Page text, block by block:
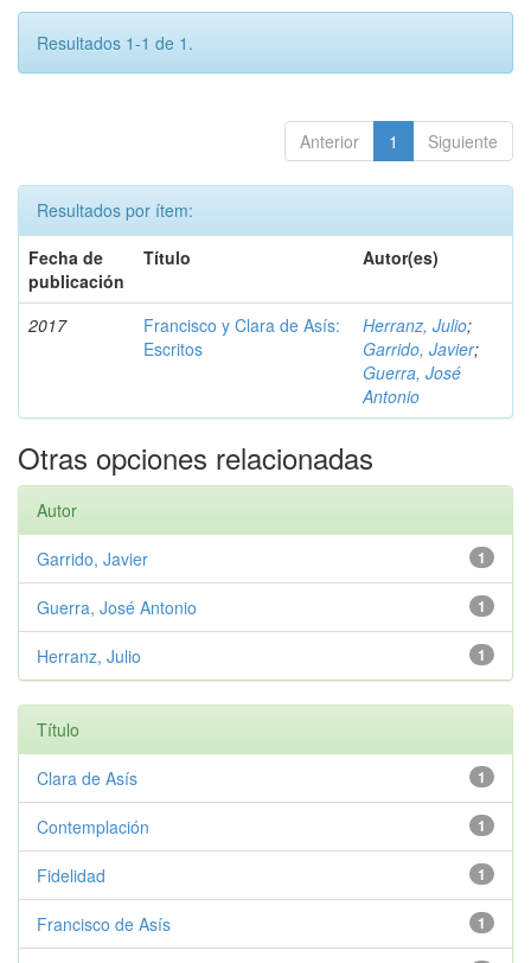
Resultados 1-1 de 1.
Anterior 1 Siguiente
Resultados por ítem:
Fecha de
publicación
Título Autor(es)
2017
Francisco y Clara de Asís:
Escritos
Herranz, Julio;
Garrido, Javier;
Guerra, José
Antonio
Otras opciones relacionadas
Autor
1
Garrido, Javier
1
Guerra, José Antonio
1
Herranz, Julio
Título
1
Clara de Asís
1
Contemplación
1
Fidelidad
1
Francisco de Asís